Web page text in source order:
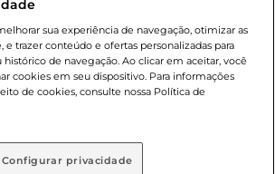
sua experiência de navegação, otimizar as
e trazer conteúdo e ofertas personalizadas para
histórico de navegação. Ao clicar em aceitar, você
cookies em seu dispositivo. Para informações
de cookies, consulte nossa Política de
Configurar privacidade